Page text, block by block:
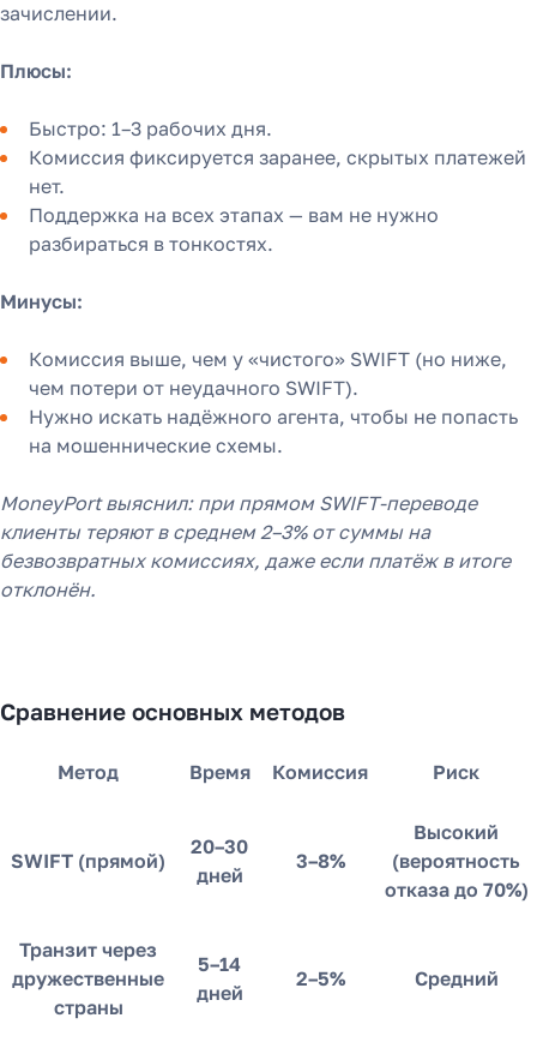
зачислении.
Плюсы:
Быстро: 1–3 рабочих дня.
Комиссия фиксируется заранее, скрытых платежей
нет.
Поддержка на всех этапах — вам не нужно
разбираться в тонкостях.
Минусы:
Комиссия выше, чем у «чистого» SWIFT (но ниже,
чем потери от неудачного SWIFT).
Нужно искать надёжного агента, чтобы не попасть
на мошеннические схемы.
MoneyPort выяснил: при прямом SWIFT-переводе
клиенты теряют в среднем 2–3% от суммы на
безвозвратных комиссиях, даже если платёж в итоге
отклонён.
Сравнение основных методов
Метод Время Комиссия Риск
SWIFT (прямой)
20–30
дней
3–8%
Высокий
(вероятность
отказа до 70%)
Транзит через
дружественные
страны
5–14
дней
2–5% Средний
Рассказали, почему банки
агентам в 2025 году